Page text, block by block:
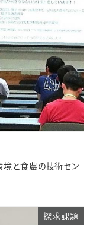
と食農の技術セン
探求課題